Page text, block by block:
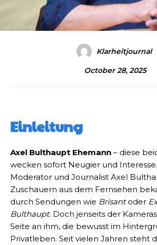
Klarheitjournal
October 28, 2025
Einleitung
Axel Bulthaupt Ehemann – diese
wecken sofort Neugier und
Moderator und Journalist Axel
Zuschauern aus dem Fernsehen
durch Sendungen wie Brisantoder
Bulthaupt. Doch jenseits der
Seite an ihm, die bewusst im
Privatleben. Seit vielen Jahren steht